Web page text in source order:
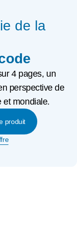
de la
4 pages, un
perspective de
et mondiale.
produit